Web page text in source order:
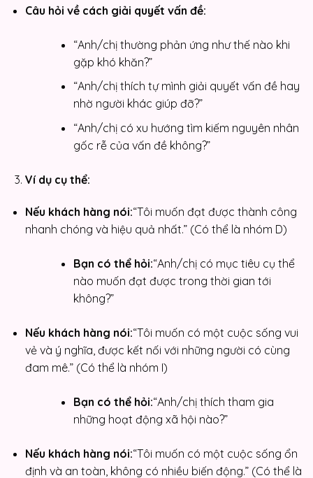
Câu hỏi về cách giải quyết vấn đề:
“Anh/chị thường phản ứng như thế nào khi
gặp khó khăn?”
“Anh/chị thích tự mình giải quyết vấn đề hay
nhờ người khác giúp đỡ?”
“Anh/chị có xu hướng tìm kiếm nguyên nhân
gốc rễ của vấn đề không?”
Ví dụ cụ thể:
Nếu khách hàng nói:“Tôi muốn đạt được thành công
nhanh chóng và hiệu quả nhất.” (Có thể là nhóm D)
Bạn có thể hỏi:“Anh/chị có mục tiêu cụ thể
nào muốn đạt được trong thời gian tới
không?”
Nếu khách hàng nói:“Tôi muốn có một cuộc sống vui
vẻ và ý nghĩa, được kết nối với những người có cùng
đam mê.” (Có thể là nhóm I)
Bạn có thể hỏi:“Anh/chị thích tham gia
những hoạt động xã hội nào?”
Nếu khách hàng nói:“Tôi muốn có một cuộc sống ổn
định và an toàn, không có nhiều biến động.” (Có thể là